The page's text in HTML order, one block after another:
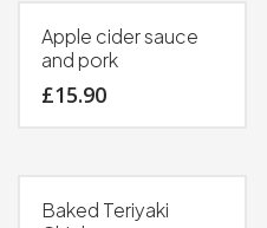
Apple cider sauce
and pork
£15.90
Baked Teriyaki